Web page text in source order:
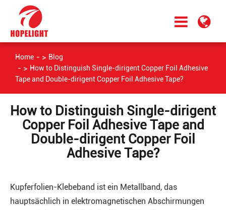
Home
Blog
How to Distinguish Single-dirigent Copper Foil Adhesive
Tape and Double-dirigent Copper Foil Adhesive Tape?
How to Distinguish Single-dirigent
Copper Foil Adhesive Tape and
Double-dirigent Copper Foil
Adhesive Tape?
Kupferfolien-Klebeband ist ein Metallband, das
hauptsächlich in elektromagnetischen Abschirmungen